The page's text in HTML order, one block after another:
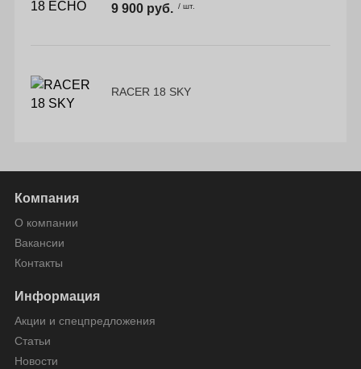
9 900 руб. / шт.
RACER 18 SKY
Компания
О компании
Вакансии
Контакты
Информация
Акции и спецпредложения
Статьи
Новости